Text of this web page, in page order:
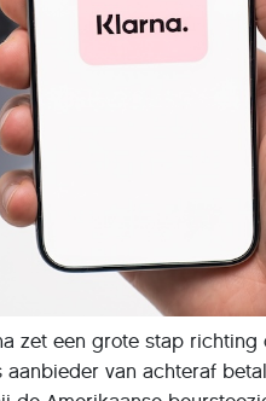
zet een grote stap
van achteraf